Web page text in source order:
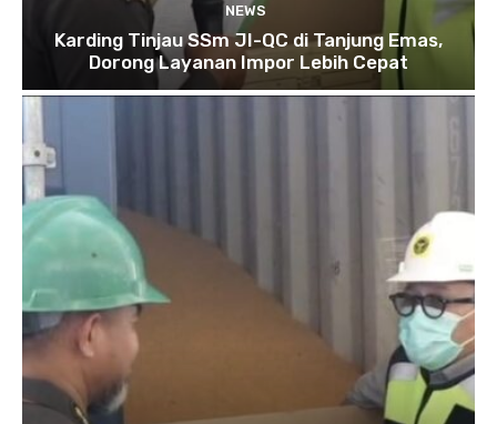
NEWS
Karding Tinjau SSm JI-QC di Tanjung Emas,
Dorong Layanan Impor Lebih Cepat